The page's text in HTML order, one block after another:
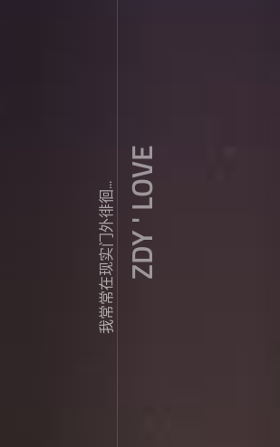
我常常在现实门外徘徊...ZDY ' LOVE